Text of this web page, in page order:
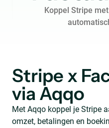
Koppel Stripe
Stripe x
via Aqqo
Met Aqqo koppel je Stripe
omzet, betalingen en